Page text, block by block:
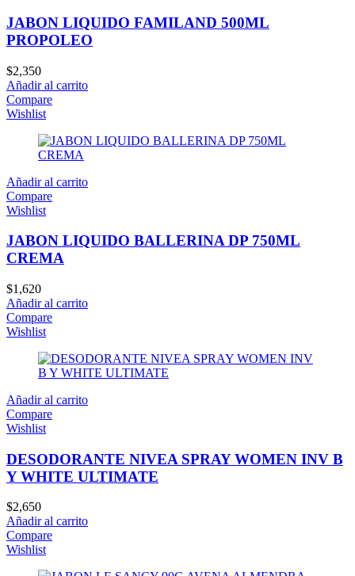
JABON LIQUIDO FAMILAND 500ML
PROPOLEO
$2,350
Añadir al carrito
Compare
Wishlist
Añadir al carrito
Compare
Wishlist
JABON LIQUIDO BALLERINA DP 750ML
CREMA
$1,620
Añadir al carrito
Compare
Wishlist
Añadir al carrito
Compare
Wishlist
DESODORANTE NIVEA SPRAY WOMEN INV B
Y WHITE ULTIMATE
$2,650
Añadir al carrito
Compare
Wishlist